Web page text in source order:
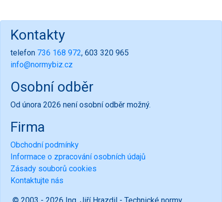
Kontakty
telefon 736 168 972, 603 320 965
info@normybiz.cz
Osobní odběr
Od února 2026 není osobní odběr možný.
Firma
Obchodní podmínky
Informace o zpracování osobních údajů
Zásady souborů cookies
Kontaktujte nás
© 2003 - 2026 Ing. Jiří Hrazdil - Technické normy